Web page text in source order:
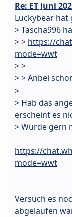
Re: ET Juni
Luckybear hat
> Tascha996
> > https://
mode=wwt
> >
> > Anbei
>
> Hab das
erscheint es
> Würde gern
https://
mode=wwt
Versuch es
abgelaufen